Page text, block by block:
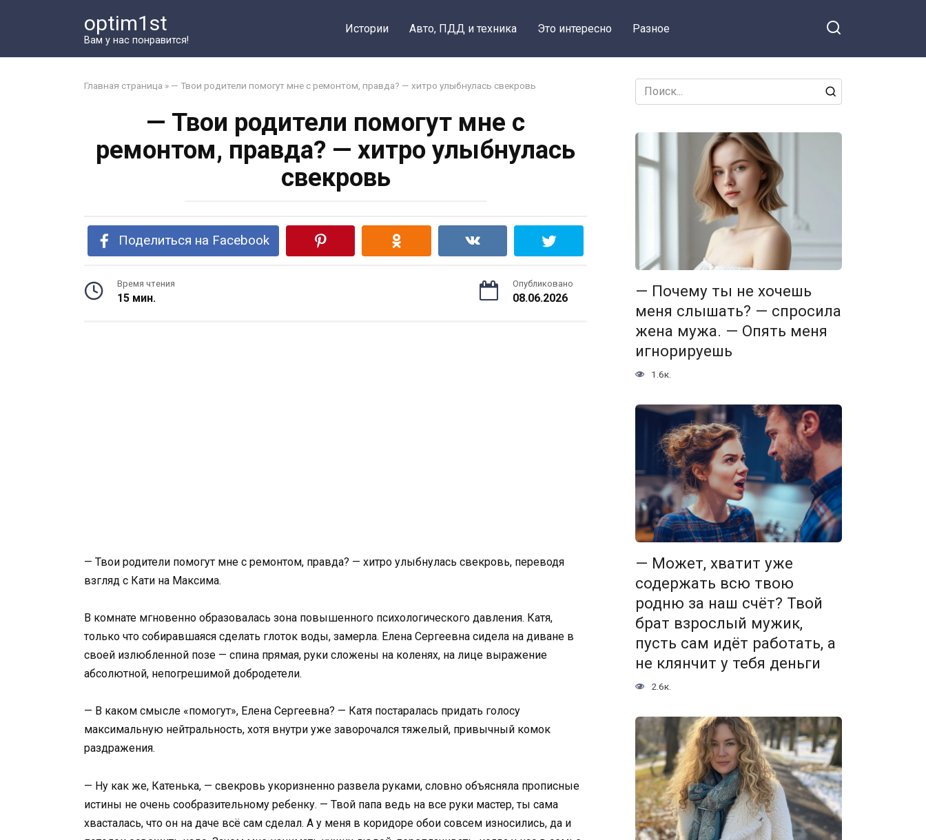
optim1st
Вам у нас понравится!
Истории Авто, ПДД и техника Это интересно Разное
Главная страница » — Твои родители помогут мне с ремонтом, правда? — хитро улыбнулась свекровь
— Твои родители помогут мне с
ремонтом, правда? — хитро улыбнулась
свекровь
Поделиться на Facebook
Время чтения
15 мин.
Опубликовано
08.06.2026
— Твои родители помогут мне с ремонтом, правда? — хитро улыбнулась свекровь, переводя
взгляд с Кати на Максима.
В комнате мгновенно образовалась зона повышенного психологического давления. Катя,
только что собиравшаяся сделать глоток воды, замерла. Елена Сергеевна сидела на диване в
своей излюбленной позе — спина прямая, руки сложены на коленях, на лице выражение
абсолютной, непогрешимой добродетели.
— В каком смысле «помогут», Елена Сергеевна? — Катя постаралась придать голосу
максимальную нейтральность, хотя внутри уже заворочался тяжелый, привычный комок
раздражения.
— Ну как же, Катенька, — свекровь укоризненно развела руками, словно объясняла прописные
истины не очень сообразительному ребенку. — Твой папа ведь на все руки мастер, ты сама
хвасталась, что он на даче всё сам сделал. А у меня в коридоре обои совсем износились, да и
Search
for:
— Почему ты не хочешь
меня слышать? — спросила
жена мужа. — Опять меня
игнорируешь
1.6к.
— Может, хватит уже
содержать всю твою
родню за наш счёт? Твой
брат взрослый мужик,
пусть сам идёт работать, а
не клянчит у тебя деньги
2.6к.